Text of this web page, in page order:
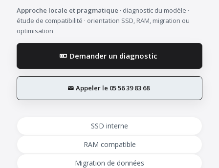
Approche locale et pragmatique · diagnostic du modèle ·
étude de compatibilité · orientation SSD, RAM, migration ou
optimisation
Demander un diagnostic
Appeler le 05 56 39 83 68
SSD interne
RAM compatible
Migration de données